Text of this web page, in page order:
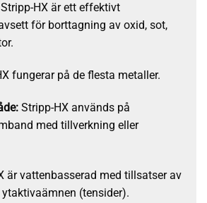
Stripp-HX är ett effektivt
för borttagning av oxid, sot,
fungerar på de flesta metaller.
Stripp-HX används på
med tillverkning eller
är vattenbasserad med tillsatser av
(tensider).